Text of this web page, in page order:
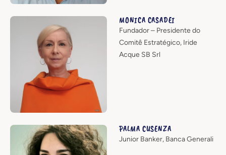
MONICA CASADEI
Fundador – Presidente do
Comitê Estratégico, Iride
Acque SB Srl
PALMA CUSENZA
Junior Banker, Banca Generali